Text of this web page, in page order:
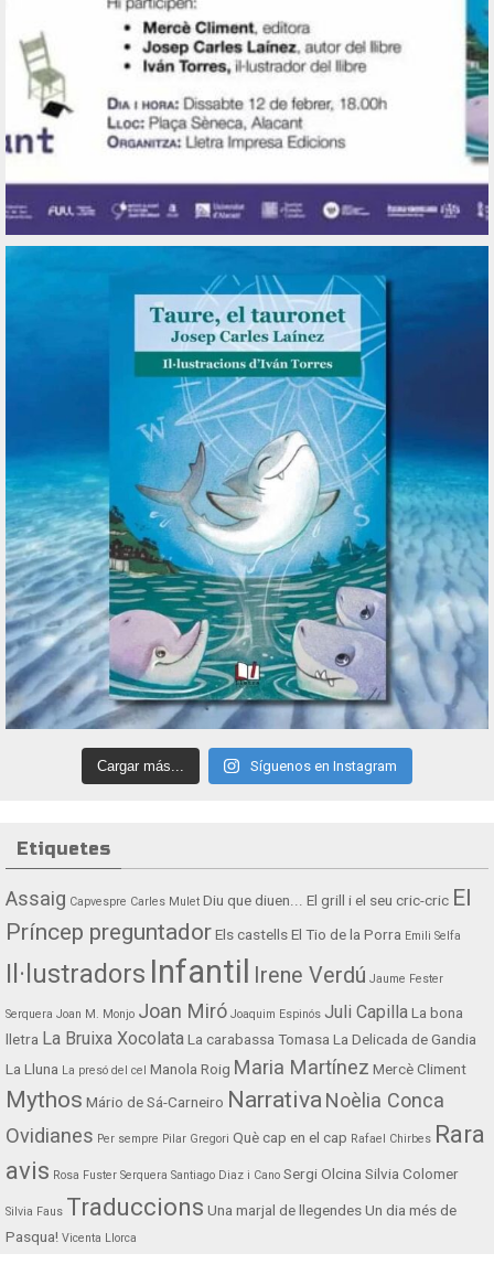
Cargar más... Síguenos en Instagram
Etiquetes
Assaig Capvespre Carles Mulet Diu que diuen... El grill i el seu cric-cric El
Príncep preguntadorEls castellsEl Tio de la Porra Emili Selfa
Il·lustradors Infantil Irene Verdú Jaume Fester
Serquera Joan M. Monjo Joan Miró Joaquim Espinós Juli CapillaLa bona
lletra La Bruixa XocolataLa carabassa Tomasa La Delicada de Gandia
La Lluna La presó del cel Manola Roig Maria Martínez Mercè Climent
Mythos Mário de Sá-Carneiro Narrativa Noèlia Conca
Ovidianes Per sempre Pilar Gregori Què cap en el cap Rafael Chirbes Rara
avis Rosa Fuster Serquera Santiago Diaz i Cano Sergi Olcina Silvia Colomer
Silvia Faus Traduccions Una marjal de llegendesUn dia més de
Pasqua! Vicenta Llorca